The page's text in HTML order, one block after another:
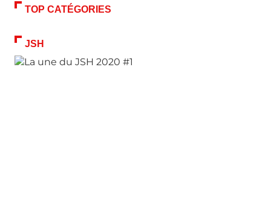
TOP CATÉGORIES
JSH